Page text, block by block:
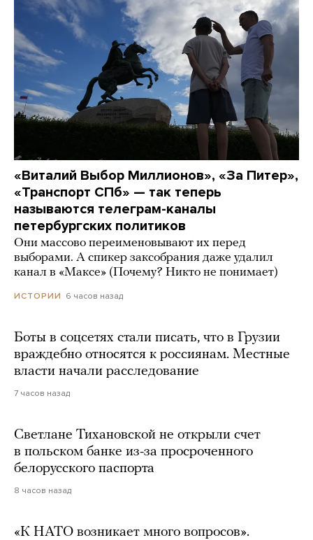
«Виталий Выбор Миллионов», «За Питер»,
«Транспорт СПб» — так теперь
называются телеграм-каналы
петербургских политиков
Они массово переименовывают их перед
выборами. А спикер заксобрания даже удалил
канал в «Максе» (Почему? Никто не понимает)
ИСТОРИИ 6 часов назад
Боты в соцсетях стали писать, что в Грузии
враждебно относятся к россиянам. Местные
власти начали расследование
7 часов назад
Светлане Тихановской не открыли счет
в польском банке из-за просроченного
белорусского паспорта
8 часов назад
«К НАТО возникает много вопросов».